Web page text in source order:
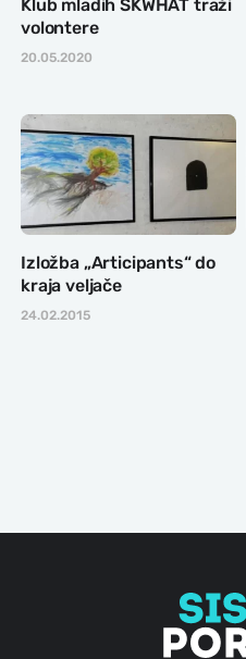
Klub mladih SKWHAT traži
volontere
20.05.2020
Izložba „Articipants“ do
kraja veljače
24.02.2015